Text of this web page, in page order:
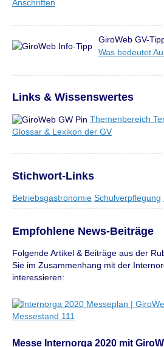
GiroWeb GV-
Was bedeutet
Links & Wissenswertes
Themenbereich
Glossar & Lexikon der GV
Stichwort-Links
Betriebsgastronomie Schulverpflegung
Empfohlene News-Beiträge
Folgende Artikel & Beiträge aus der
Sie im Zusammenhang mit der
interessieren:
Messe Internorga 2020 mit